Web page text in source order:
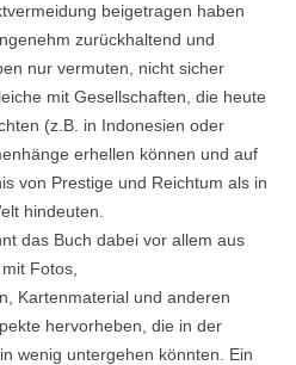
beigetragen haben
zurückhaltend und
nur vermuten, nicht sicher
mit Gesellschaften, die heute
(z.B. in Indonesien oder
erhellen können und auf
von Prestige und Reichtum als in
hindeuten.
das Buch dabei vor allem aus
Fotos,
Kartenmaterial und anderen
hervorheben, die in der
wenig untergehen könnten. Ein